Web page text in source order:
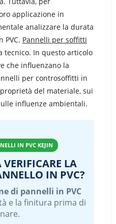
applicazione in
analizzare la durata
PVC. Pannelli per soffitti
In questo articolo
che influenzano la
per controsoffitti in
del materiale, sui
influenze ambientali.
IN PVC KEJIN
LA
IN PVC?
di pannelli in PVC
e la finitura prima di